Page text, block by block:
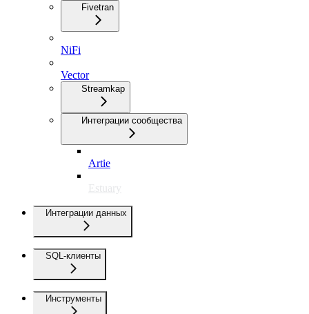
Fivetran
NiFi
Vector
Streamkap
Интеграции сообщества
Artie
Estuary
Интеграции данных
SQL-клиенты
Инструменты